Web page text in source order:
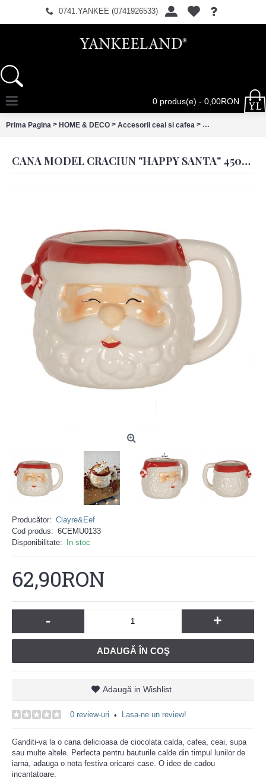
0741.YANKEE (0741926533)
0 produs(e) - 0,00RON
Prima Pagina > HOME & DECO > Accesorii ceai si cafea > Cana model
CANA MODEL CRACIUN "HAPPY SANTA" 450ML, CLAYRE & EEF
Producător: Clayre&Eef
Cod produs: 6CEMU0133
Disponibilitate:
In stoc
62,90RON
- +
ADAUGĂ ÎN COŞ
Adaugă in Wishlist
0 review-uri • Lasa-ne un review!
Ganditi-va la o cana delicioasa de ciocolata calda, cafea, ceai, supa
sau multe altele. Perfecta pentru bauturile calde din timpul lunilor de
iarna, adauga o nota festiva oricarei case. O idee de cadou
incantatoare.